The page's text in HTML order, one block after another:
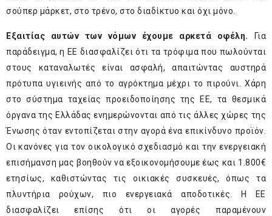
σούπερ μάρκετ, στο τρένο, στο διαδίκτυο και όχι μόνο.
Εξαιτίας αυτών των νόμων έχουμε αρκετά οφέλη.
Για
παράδειγμα, η ΕΕ διασφαλίζει ότι τα τρόφιμα που πωλούνται
στους καταναλωτές είναι ασφαλή, απαιτώντας αυστηρά
πρότυπα υγιεινής από το αγρόκτημα μέχρι το πιρούνι. Χάρη
στο σύστημα ταχείας προειδοποίησης της ΕΕ, τα θεσμικά
όργανα της Ελλάδας ενημερώνονται από τις άλλες χώρες της
Ένωσης όταν εντοπίζεται στην αγορά ένα επικίνδυνο προϊόν.
Οι κανόνες για τον οικολογικό σχεδιασμό και την ενεργειακή
επισήμανση μας βοηθούν να εξοικονομήσουμε έως και 1.800€
ετησίως, καθιστώντας τις οικιακές συσκευές, όπως τα
πλυντήρια ρούχων, πιο ενεργειακά αποδοτικές. Η ΕΕ
διασφαλίζει επίσης ότι οι αγορές παραμένουν